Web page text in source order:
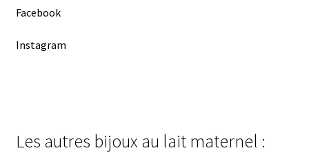
Facebook
Instagram
Les autres bijoux au lait maternel :